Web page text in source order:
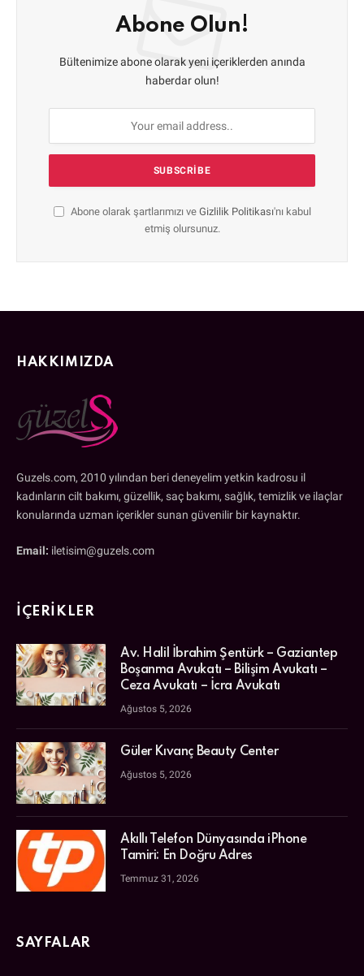
Abone Olun!
Bültenimize abone olarak yeni içeriklerden anında
haberdar olun!
Abone olarak şartlarımızı ve Gizlilik Politikası'nı kabul
etmiş olursunuz.
HAKKIMIZDA
Guzels.com, 2010 yılından beri deneyelim yetkin kadrosu il
kadınların cilt bakımı, güzellik, saç bakımı, sağlık, temizlik ve ilaçlar
konularında uzman içerikler sunan güvenilir bir kaynaktır.
Email: iletisim@guzels.com
İÇERIKLER
Av. Halil İbrahim Şentürk – Gaziantep
Boşanma Avukatı – Bilişim Avukatı –
Ceza Avukatı – İcra Avukatı
Ağustos 5, 2026
Güler Kıvanç Beauty Center
Ağustos 5, 2026
Akıllı Telefon Dünyasında iPhone
Tamiri: En Doğru Adres
Temmuz 31, 2026
SAYFALAR